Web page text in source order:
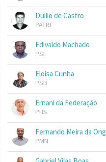
Duilio de Castro
PATRI
Edivaldo Machado
PSL
Eloisa Cunha
PSB
Ernani da Federação
PHS
Fernando Meira da Ong
PMN